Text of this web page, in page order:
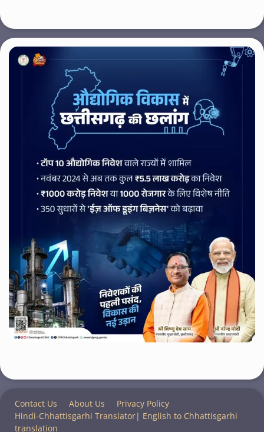
Contact Us About Us
Privacy Policy
Hindi-Chhattisgarhi Translator| English to Chhattisgarhi
translation